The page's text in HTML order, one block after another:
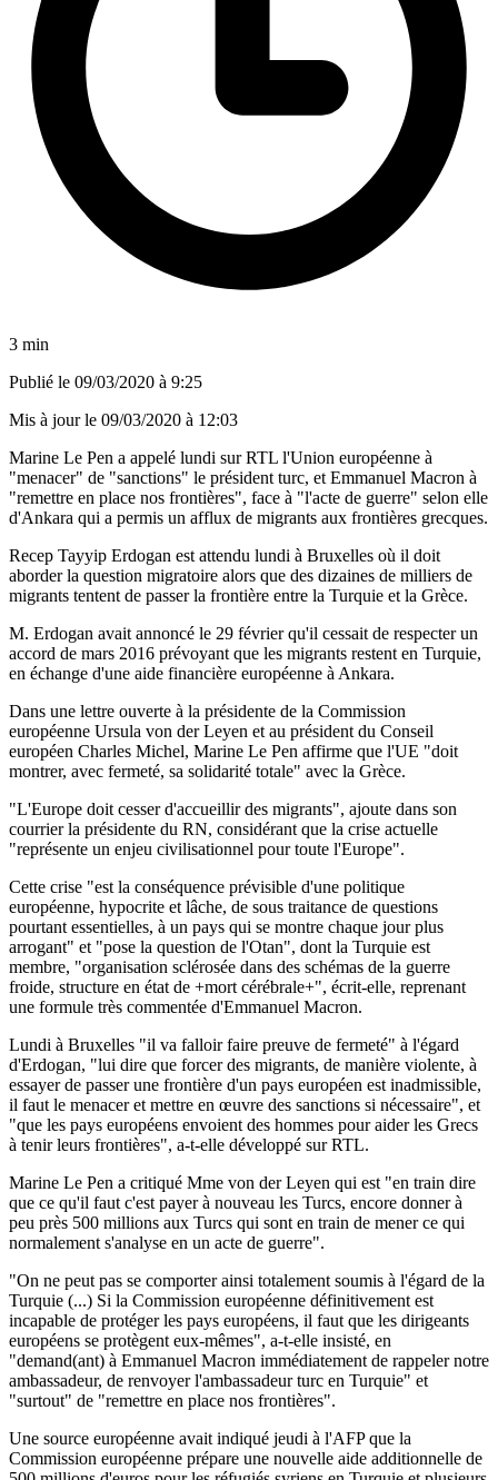
3 min
Publié le 09/03/2020 à 9:25
Mis à jour le 09/03/2020 à 12:03
Marine Le Pen a appelé lundi sur RTL l'Union européenne à
"menacer" de "sanctions" le président turc, et Emmanuel Macron à
"remettre en place nos frontières", face à "l'acte de guerre" selon elle
d'Ankara qui a permis un afflux de migrants aux frontières grecques.
Recep Tayyip Erdogan est attendu lundi à Bruxelles où il doit
aborder la question migratoire alors que des dizaines de milliers de
migrants tentent de passer la frontière entre la Turquie et la Grèce.
M. Erdogan avait annoncé le 29 février qu'il cessait de respecter un
accord de mars 2016 prévoyant que les migrants restent en Turquie,
en échange d'une aide financière européenne à Ankara.
Dans une lettre ouverte à la présidente de la Commission
européenne Ursula von der Leyen et au président du Conseil
européen Charles Michel, Marine Le Pen affirme que l'UE "doit
montrer, avec fermeté, sa solidarité totale" avec la Grèce.
"L'Europe doit cesser d'accueillir des migrants", ajoute dans son
courrier la présidente du RN, considérant que la crise actuelle
"représente un enjeu civilisationnel pour toute l'Europe".
Cette crise "est la conséquence prévisible d'une politique
européenne, hypocrite et lâche, de sous traitance de questions
pourtant essentielles, à un pays qui se montre chaque jour plus
arrogant" et "pose la question de l'Otan", dont la Turquie est
membre, "organisation sclérosée dans des schémas de la guerre
froide, structure en état de +mort cérébrale+", écrit-elle, reprenant
une formule très commentée d'Emmanuel Macron.
Lundi à Bruxelles "il va falloir faire preuve de fermeté" à l'égard
d'Erdogan, "lui dire que forcer des migrants, de manière violente, à
essayer de passer une frontière d'un pays européen est inadmissible,
il faut le menacer et mettre en œuvre des sanctions si nécessaire", et
"que les pays européens envoient des hommes pour aider les Grecs
à tenir leurs frontières", a-t-elle développé sur RTL.
Marine Le Pen a critiqué Mme von der Leyen qui est "en train dire
que ce qu'il faut c'est payer à nouveau les Turcs, encore donner à
peu près 500 millions aux Turcs qui sont en train de mener ce qui
normalement s'analyse en un acte de guerre".
"On ne peut pas se comporter ainsi totalement soumis à l'égard de la
Turquie (...) Si la Commission européenne définitivement est
incapable de protéger les pays européens, il faut que les dirigeants
européens se protègent eux-mêmes", a-t-elle insisté, en
"demand(ant) à Emmanuel Macron immédiatement de rappeler notre
ambassadeur, de renvoyer l'ambassadeur turc en Turquie" et
"surtout" de "remettre en place nos frontières".
Une source européenne avait indiqué jeudi à l'AFP que la
Commission européenne prépare une nouvelle aide additionnelle de